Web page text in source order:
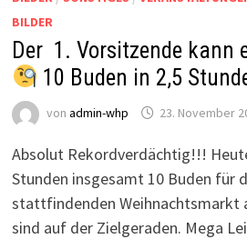
BILDER
Der 1. Vorsitzende kann
10 Buden in 2,5
von admin-whp 23. November
Absolut Rekordverdächtig!!!
Stunden insgesamt 10 Buden für
stattfindenden Weihnachtsmarkt
sind auf der Zielgeraden. Mega